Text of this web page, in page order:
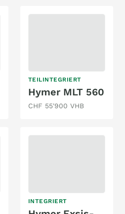
TEILINTEGRIERT
Hymer MLT 560
CHF 55'900 VHB
INTEGRIERT